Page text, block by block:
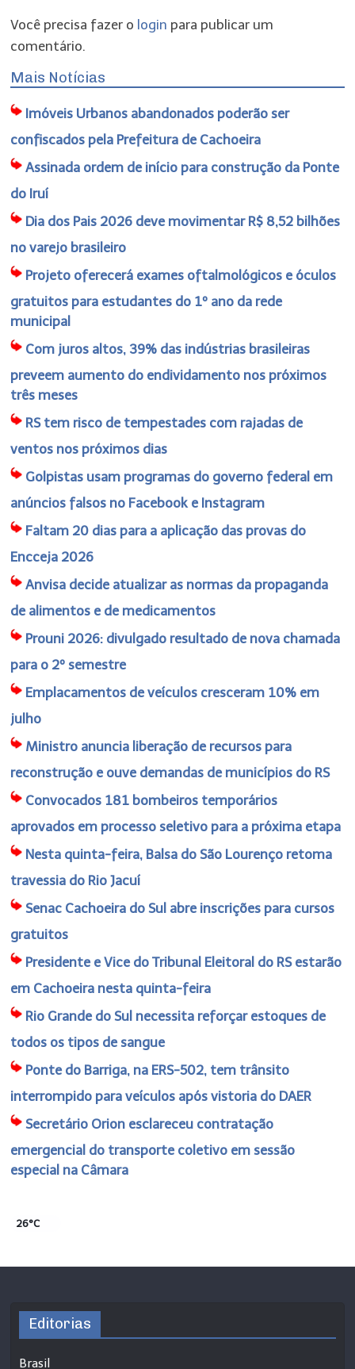
Você precisa fazer o login para publicar um
comentário.
Mais Notícias
Imóveis Urbanos abandonados poderão ser
confiscados pela Prefeitura de Cachoeira
Assinada ordem de início para construção da Ponte
do Iruí
Dia dos Pais 2026 deve movimentar R$ 8,52 bilhões
no varejo brasileiro
Projeto oferecerá exames oftalmológicos e óculos
gratuitos para estudantes do 1º ano da rede
municipal
Com juros altos, 39% das indústrias brasileiras
preveem aumento do endividamento nos próximos
três meses
RS tem risco de tempestades com rajadas de
ventos nos próximos dias
Golpistas usam programas do governo federal em
anúncios falsos no Facebook e Instagram
Faltam 20 dias para a aplicação das provas do
Encceja 2026
Anvisa decide atualizar as normas da propaganda
de alimentos e de medicamentos
Prouni 2026: divulgado resultado de nova chamada
para o 2º semestre
Emplacamentos de veículos cresceram 10% em
julho
Ministro anuncia liberação de recursos para
reconstrução e ouve demandas de municípios do RS
Convocados 181 bombeiros temporários
aprovados em processo seletivo para a próxima etapa
Nesta quinta-feira, Balsa do São Lourenço retoma
travessia do Rio Jacuí
Senac Cachoeira do Sul abre inscrições para cursos
gratuitos
Presidente e Vice do Tribunal Eleitoral do RS estarão
em Cachoeira nesta quinta-feira
Rio Grande do Sul necessita reforçar estoques de
todos os tipos de sangue
Ponte do Barriga, na ERS-502, tem trânsito
interrompido para veículos após vistoria do DAER
Secretário Orion esclareceu contratação
emergencial do transporte coletivo em sessão
especial na Câmara
26°C
Editorias
Brasil